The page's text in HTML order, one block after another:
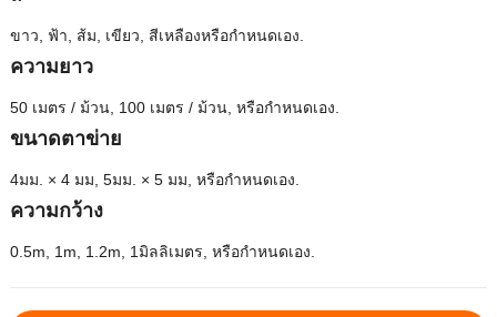
ขาว, ฟ้า, ส้ม, เขียว, สีเหลืองหรือกําหนดเอง.
ความยาว
50 เมตร / ม้วน, 100 เมตร / ม้วน, หรือกําหนดเอง.
ขนาดตาข่าย
4มม. × 4 มม, 5มม. × 5 มม, หรือกําหนดเอง.
ความกว้าง
0.5m, 1m, 1.2m, 1มิลลิเมตร, หรือกําหนดเอง.